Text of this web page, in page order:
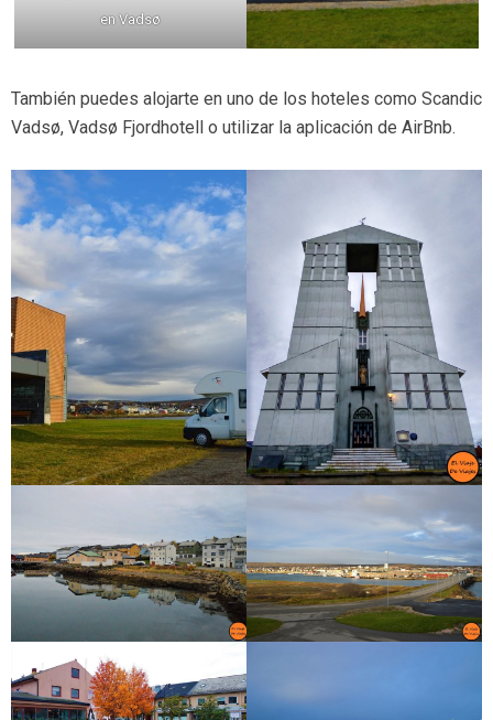
en Vadsø
También puedes alojarte en uno de los hoteles como Scandic
Vadsø, Vadsø Fjordhotell o utilizar la aplicación de AirBnb.